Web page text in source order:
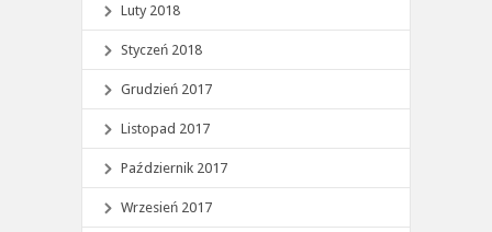
Luty 2018
Styczeń 2018
Grudzień 2017
Listopad 2017
Październik 2017
Wrzesień 2017